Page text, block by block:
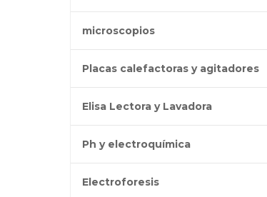
microscopios
Placas calefactoras y agitadores
Elisa Lectora y Lavadora
Ph y electroquímica
Electroforesis